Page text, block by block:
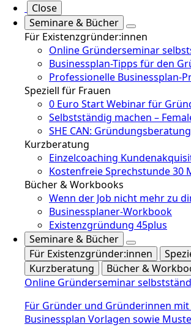
Close
Seminare & Bücher
Für Existenzgründer:innen
Online Gründerseminar
Businessplan-Tipps für den
Professionelle Businessplan-
Speziell für Frauen
0 Euro Start Webinar für
Selbstständig machen –
SHE CAN: Gründungsberatung
Kurzberatung
Einzelcoaching
Kostenfreie Sprechstunde 30
Bücher & Workbooks
Wenn der Job nicht mehr zu
Businessplaner-Workbook
Existenzgründung 45plus
Seminare & Bücher
Für Existenzgründer:innen
Kurzberatung
Bücher &
Online Gründerseminar
Für Gründer und Gründerinnen
Businessplan Vorlagen sowie